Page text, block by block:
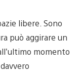
libere. Sono
può aggirare un
momento